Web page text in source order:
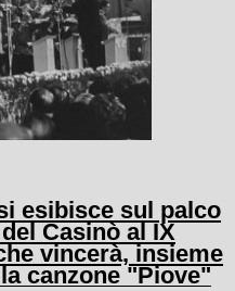
esibisce sul palco
Casinò al IX
vincerà, insieme
canzone "Piove"